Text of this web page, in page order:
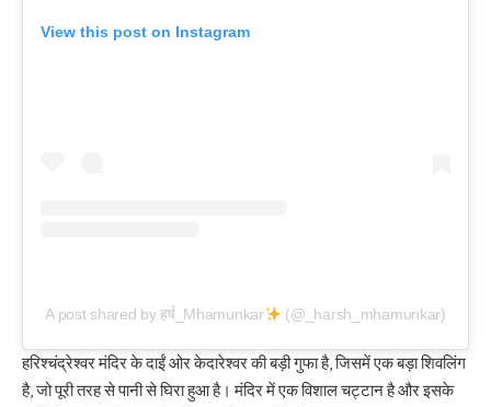
View this post on Instagram
A post shared by हर्ष_Mhamunkar (@_harsh_mhamunkar)
हरिश्चंद्रेश्वर मंदिर के दाईं ओर केदारेश्वर की बड़ी गुफा है, जिसमें एक बड़ा शिवलिंग
है, जो पूरी तरह से पानी से घिरा हुआ है। मंदिर में एक विशाल चट्टान है और इसके